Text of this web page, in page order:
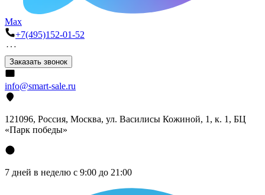
Max
+7(495)152-01-52
Заказать звонок
info@smart-sale.ru
121096, Россия, Москва, ул. Василисы Кожиной, 1, к. 1, БЦ
«Парк победы»
7 дней в неделю с 9:00 до 21:00